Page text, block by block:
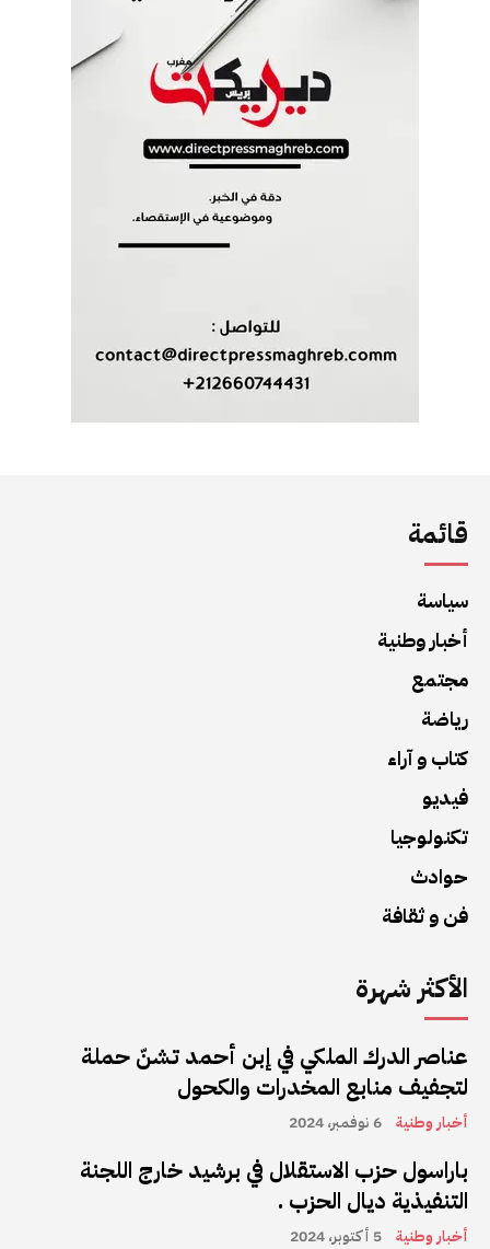
قائمة
سياسة
أخبار وطنية
مجتمع
رياضة
كتاب و آراء
فيديو
تكنولوجيا
حوادث
فن و ثقافة
الأكثر شهرة
عناصر الدرك الملكي في إبن أحمد تشنّ حملة
لتجفيف منابع المخدرات والكحول
أخبار وطنية 6 نوفمبر، 2024
باراسول حزب الاستقلال في برشيد خارج اللجنة
التنفيذية ديال الحزب .
أخبار وطنية 5 أكتوبر، 2024